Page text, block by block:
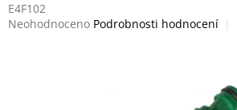
E4F102
Průměrné
Neohodnoceno Podrobnosti hodnocení